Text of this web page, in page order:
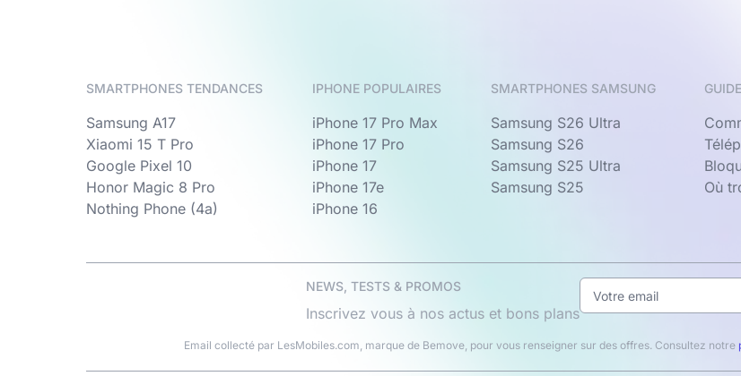
SMARTPHONES TENDANCES
Samsung A17
Xiaomi 15 T Pro
Google Pixel 10
Honor Magic 8 Pro
Nothing Phone (4a)
IPHONE POPULAIRES
iPhone 17 Pro Max
iPhone 17 Pro
iPhone 17
iPhone 17e
iPhone 16
SMARTPHONES SAMSUNG
Samsung S26 Ultra
Samsung S26
Samsung S25 Ultra
Samsung S25
Où
NEWS, TESTS & PROMOS
Inscrivez vous à nos actus et bons plans
Email collecté par LesMobiles.com, marque de Bemove, pour vous renseigner sur des offres. Consultez notre